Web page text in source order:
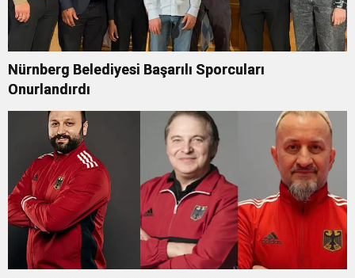
Nürnberg Belediyesi Başarılı Sporcuları
Onurlandırdı